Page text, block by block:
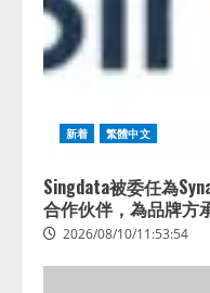
新着 繁體中文
Singdata被委任為
合作伙伴，為品牌方
2026/08/10/11:53:54